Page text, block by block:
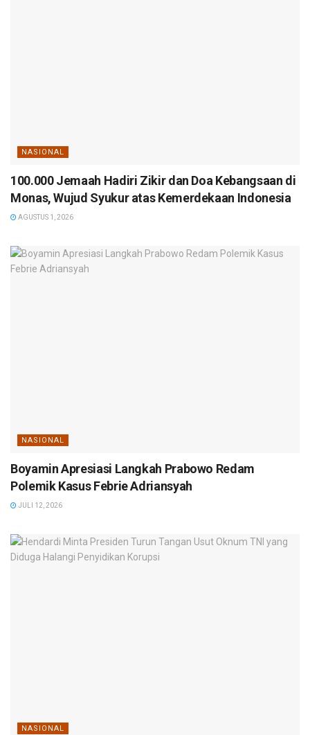
NASIONAL
100.000 Jemaah Hadiri Zikir dan Doa Kebangsaan di
Monas, Wujud Syukur atas Kemerdekaan Indonesia
AGUSTUS 1, 2026
NASIONAL
Boyamin Apresiasi Langkah Prabowo Redam
Polemik Kasus Febrie Adriansyah
JULI 12, 2026
NASIONAL